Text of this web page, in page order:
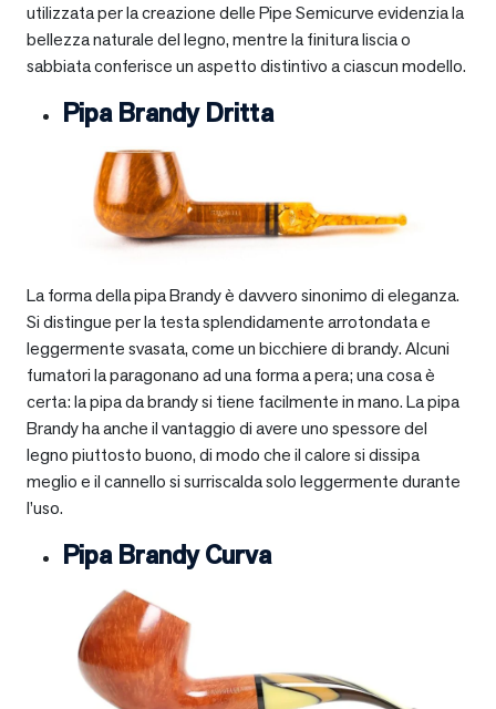
utilizzata per la creazione delle Pipe Semicurve evidenzia la
bellezza naturale del legno, mentre la finitura liscia o
sabbiata conferisce un aspetto distintivo a ciascun modello.
Pipa Brandy Dritta
La forma della pipa Brandy è davvero sinonimo di eleganza.
Si distingue per la testa splendidamente arrotondata e
leggermente svasata, come un bicchiere di brandy. Alcuni
fumatori la paragonano ad una forma a pera; una cosa è
certa: la pipa da brandy si tiene facilmente in mano. La pipa
Brandy ha anche il vantaggio di avere uno spessore del
legno piuttosto buono, di modo che il calore si dissipa
meglio e il cannello si surriscalda solo leggermente durante
l’uso.
Pipa Brandy Curva